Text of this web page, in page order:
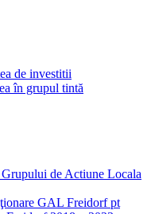
de investitii
în grupul tintă
de Actiune Locala
GAL Freidorf pt